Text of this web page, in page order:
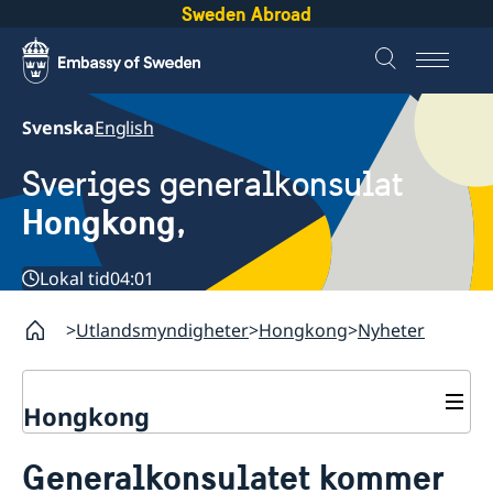
Sweden Abroad
SvenskaEnglish
Sveriges generalkonsulat
Hongkong,
Lokal tid04:01
Utlandsmyndigheter Hongkong Nyheter
Hongkong
Netikett för konton i sociala medier
Generalkonsulatet kommer